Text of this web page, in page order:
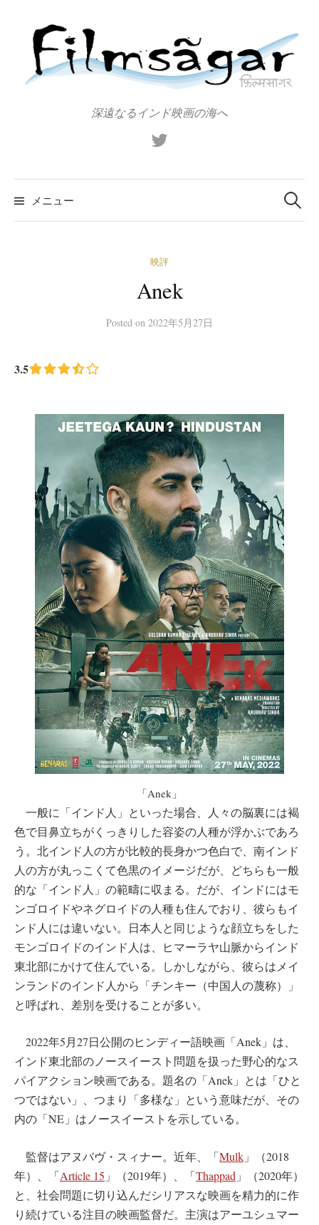
プ
深遠なるインド映画の海へ
メニュー
検
索:
映評
Anek
Posted on 2022年5月27日
3.5
「Anek」
一般に「インド人」といった場合、人々の脳裏には褐
色で目鼻立ちがくっきりした容姿の人種が浮かぶであろ
う。北インド人の方が比較的長身かつ色白で、南インド
人の方が丸っこくて色黒のイメージだが、どちらも一般
的な「インド人」の範疇に収まる。だが、インドにはモ
ンゴロイドやネグロイドの人種も住んでおり、彼らもイ
ンド人には違いない。日本人と同じような顔立ちをした
モンゴロイドのインド人は、ヒマーラヤ山脈からインド
東北部にかけて住んでいる。しかしながら、彼らはメイ
ンランドのインド人から「チンキー（中国人の蔑称）」
と呼ばれ、差別を受けることが多い。
2022年5月27日公開のヒンディー語映画「Anek」は、
インド東北部のノースイースト問題を扱った野心的なス
パイアクション映画である。題名の「Anek」とは「ひと
つではない」、つまり「多様な」という意味だが、その
内の「NE」はノースイーストを示している。
監督はアヌバヴ・スィナー。近年、「Mulk 」（2018
年）、「Article 15 」（2019年）、「Thappad 」（2020年）
と、社会問題に切り込んだシリアスな映画を精力的に作
り続けている注目の映画監督だ。主演はアーユシュマー